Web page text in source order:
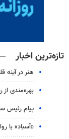
تازه‌ترین اخبار
هنر در آینه
بهره‌مندی از
پیام رئیس
«آسباد» با